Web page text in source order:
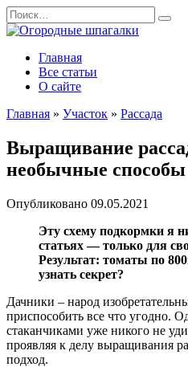
Перейти
к
содержанию
Search
for:
Главная
Все статьи
О сайте
Главная » Участок » Рассада
Выращивание
необычные способы
Опубликовано 09.05.2021
Эту схему подкормки я
статьях — только для
Результат: томаты по
узнать секрет?
Дачники – народ
приспособить все что угодно.
стаканчиками уже никого не
проявляя к делу выращивания
подход.